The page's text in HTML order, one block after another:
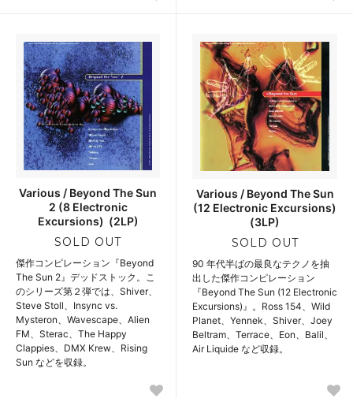
Various / Beyond The Sun
2 (8 Electronic
Excursions) ‎ (2LP)
SOLD OUT
傑作コンピレーション『Beyond
The Sun 2』デッドストック。こ
のシリーズ第２弾では、Shiver、
Steve Stoll、Insync vs.
Mysteron、Wavescape、Alien
FM、Sterac、The Happy
Clappies、DMX Krew、Rising
Sun などを収録。
Various / Beyond The Sun
(12 Electronic Excursions)
(3LP)
SOLD OUT
90 年代半ばの最良なテクノを抽
出した傑作コンピレーション
『Beyond The Sun (12 Electronic
Excursions)』。Ross 154、Wild
Planet、Yennek、Shiver、Joey
Beltram、Terrace、Eon、Balil、
Air Liquide など収録。